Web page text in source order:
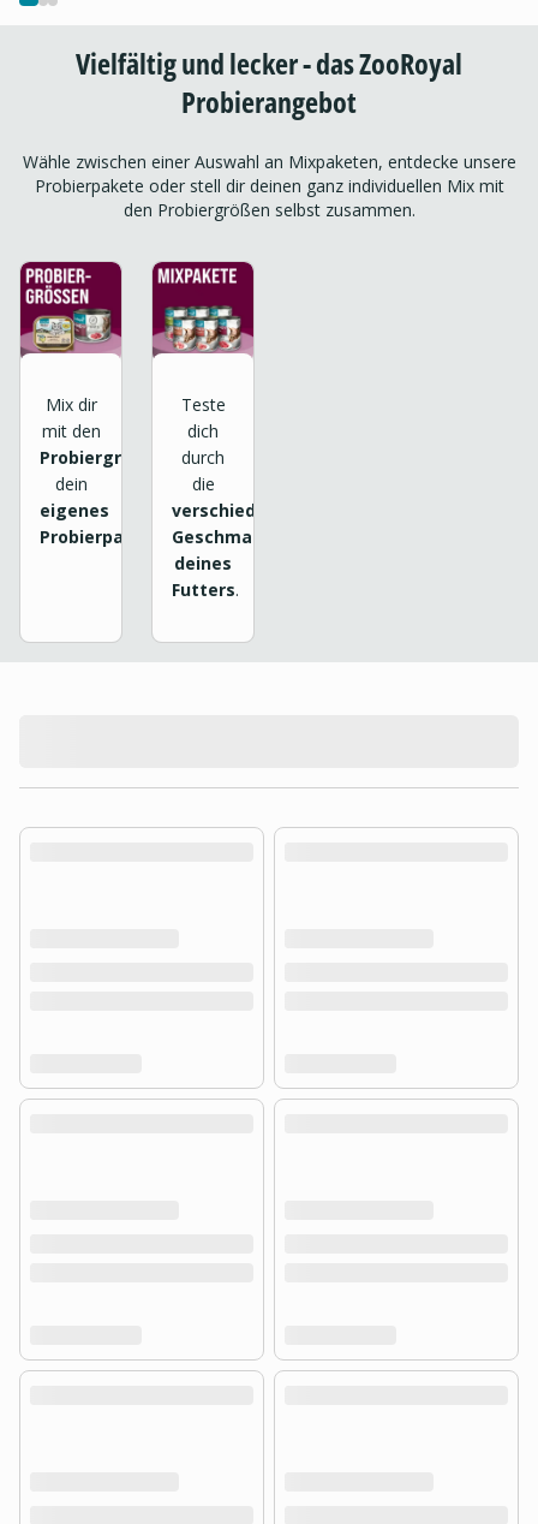
Vielfältig und lecker - das ZooRoyal
Probierangebot
Wähle zwischen einer Auswahl an Mixpaketen, entdecke unsere
Probierpakete oder stell dir deinen ganz individuellen Mix mit
den Probiergrößen selbst zusammen.
Mix dir
mit den
Probiergrößen
dein
eigenes
Probierpaket
Teste
dich
durch
die
verschiedenen
Geschmackssorten
deines
Futters.